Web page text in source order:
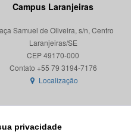
privacidade
Campus Laranjeiras
Samuel de Oliveira, s/n, Centro
Laranjeiras/SE
CEP 49170-000
Localização